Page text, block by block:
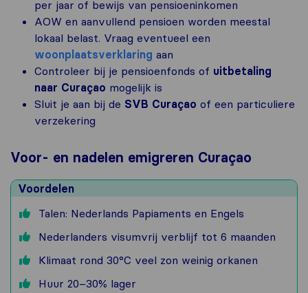
per jaar of bewijs van pensioeninkomen
AOW en aanvullend pensioen worden meestal
lokaal belast. Vraag eventueel een
woonplaatsverklaring aan
Controleer bij je pensioenfonds of uitbetaling
naar Curaçao mogelijk is
Sluit je aan bij de SVB Curaçao of een particuliere
verzekering
Voor- en nadelen emigreren Curaçao
Voordelen
Talen: Nederlands Papiaments en Engels
Nederlanders visumvrij verblijf tot 6 maanden
Klimaat rond 30°C veel zon weinig orkanen
Huur 20–30% lager